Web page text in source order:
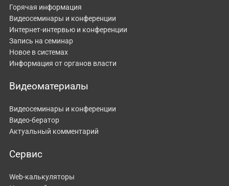
Горячая информация
Видеосеминары и конференции
Интернет-интервью и конференции
Запись на семинар
Новое в системах
Информация от органов власти
Видеоматериалы
Видеосеминары и конференции
Видео-бератор
Актуальный комментарий
Сервис
Web-калькуляторы